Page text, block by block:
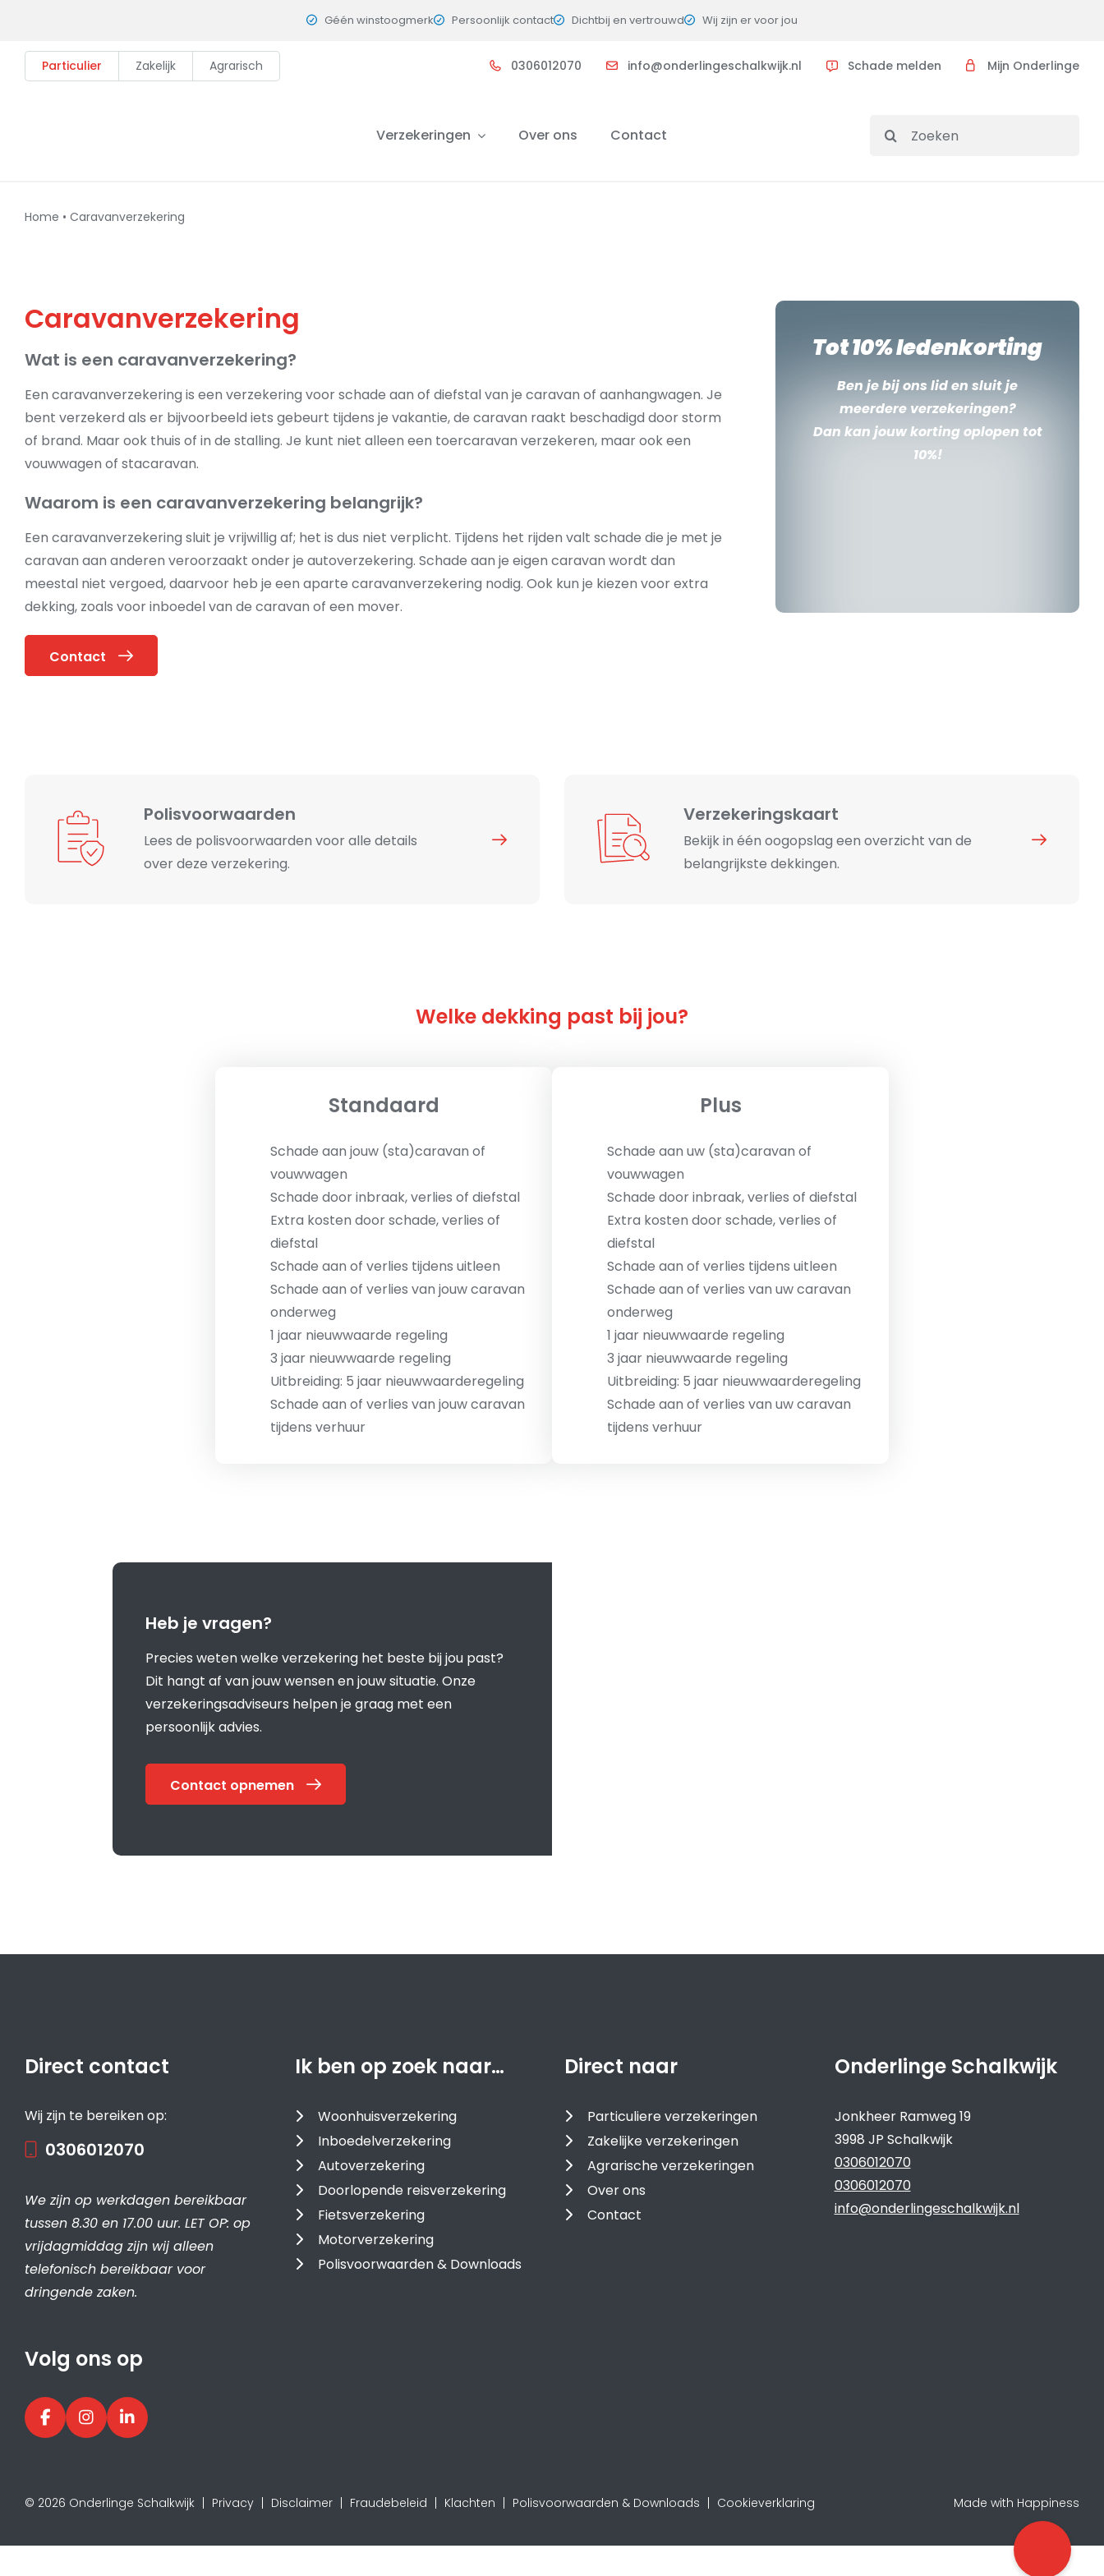
content
Géén winstoogmerk Persoonlijk contact Dichtbij en vertrouwd Wij zijn er voor jou
Particulier Zakelijk Agrarisch 0306012070 info@onderlingeschalkwijk.nl Schade melden Mijn Onderlinge
Verzekeringen Over ons Contact
Search
Home • Caravanverzekering
Caravanverzekering
Wat is een caravanverzekering?
Een caravanverzekering is een verzekering voor schade aan of diefstal van je caravan of aanhangwagen. Je
bent verzekerd als er bijvoorbeeld iets gebeurt tijdens je vakantie, de caravan raakt beschadigd door storm
of brand. Maar ook thuis of in de stalling. Je kunt niet alleen een toercaravan verzekeren, maar ook een
vouwwagen of stacaravan.
Waarom is een caravanverzekering belangrijk?
Een caravanverzekering sluit je vrijwillig af; het is dus niet verplicht. Tijdens het rijden valt schade die je met je
caravan aan anderen veroorzaakt onder je autoverzekering. Schade aan je eigen caravan wordt dan
meestal niet vergoed, daarvoor heb je een aparte caravanverzekering nodig. Ook kun je kiezen voor extra
dekking, zoals voor inboedel van de caravan of een mover.
Contact
Tot 10% ledenkorting
Ben je bij ons lid en sluit je
meerdere verzekeringen?
Dan kan jouw korting oplopen tot
10%!
Polisvoorwaarden
Lees de polisvoorwaarden voor alle details
over deze verzekering.
Verzekeringskaart
Bekijk in één oogopslag een overzicht van de
belangrijkste dekkingen.
Welke dekking past bij jou?
Standaard
Schade aan jouw (sta)caravan of
vouwwagen
Schade door inbraak, verlies of diefstal
Extra kosten door schade, verlies of
diefstal
Schade aan of verlies tijdens uitleen
Schade aan of verlies van jouw caravan
onderweg
1 jaar nieuwwaarde regeling
3 jaar nieuwwaarde regeling
Uitbreiding: 5 jaar nieuwwaarderegeling
Schade aan of verlies van jouw caravan
tijdens verhuur
Plus
Schade aan uw (sta)caravan of
vouwwagen
Schade door inbraak, verlies of diefstal
Extra kosten door schade, verlies of
diefstal
Schade aan of verlies tijdens uitleen
Schade aan of verlies van uw caravan
onderweg
1 jaar nieuwwaarde regeling
3 jaar nieuwwaarde regeling
Uitbreiding: 5 jaar nieuwwaarderegeling
Schade aan of verlies van uw caravan
tijdens verhuur
Heb je vragen?
Precies weten welke verzekering het beste bij jou past?
Dit hangt af van jouw wensen en jouw situatie. Onze
verzekeringsadviseurs helpen je graag met een
persoonlijk advies.
Contact opnemen
Direct contact
Wij zijn te bereiken op:
0306012070
We zijn op werkdagen bereikbaar
tussen 8.30 en 17.00 uur. LET OP: op
vrijdagmiddag zijn wij alleen
telefonisch bereikbaar voor
dringende zaken.
Volg ons op
Ik ben op zoek naar…
Woonhuisverzekering
Inboedelverzekering
Autoverzekering
Doorlopende reisverzekering
Fietsverzekering
Motorverzekering
Polisvoorwaarden & Downloads
Direct naar
Particuliere verzekeringen
Zakelijke verzekeringen
Agrarische verzekeringen
Over ons
Contact
Onderlinge Schalkwijk
Jonkheer Ramweg 19
3998 JP Schalkwijk
0306012070
0306012070
info@onderlingeschalkwijk.nl
© 2026 Onderlinge Schalkwijk Privacy Disclaimer Fraudebeleid Klachten Polisvoorwaarden & Downloads Cookieverklaring Made with Happiness